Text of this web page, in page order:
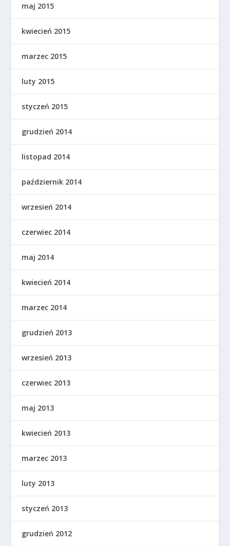
maj 2015
kwiecień 2015
marzec 2015
luty 2015
styczeń 2015
grudzień 2014
listopad 2014
październik 2014
wrzesień 2014
czerwiec 2014
maj 2014
kwiecień 2014
marzec 2014
grudzień 2013
wrzesień 2013
czerwiec 2013
maj 2013
kwiecień 2013
marzec 2013
luty 2013
styczeń 2013
grudzień 2012